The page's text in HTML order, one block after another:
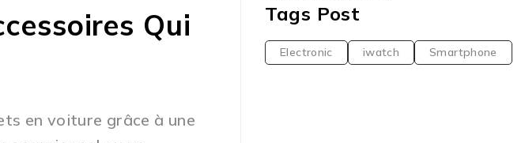
Qui
en voiture grâce à une
Tags Post
Electronic iwatch Smartphone